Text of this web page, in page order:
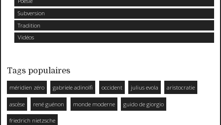
Subversion
Tradition
Vidéos
Tags populaires
méridien zéro gabriele adinolfi occident julius evola aristocratie
ascèse rené guénon monde moderne guido de giorgio
friedrich nietzsche